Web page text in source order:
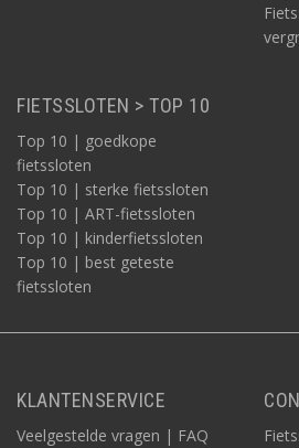
FIETSSLOTEN > TOP 10
Top 10 | goedkope
fietssloten
Top 10 | sterke fietssloten
Top 10 | ART-fietssloten
Top 10 | kinderfietssloten
Top 10 | best geteste
fietssloten
KLANTENSERVICE
Veelgestelde vragen | FAQ